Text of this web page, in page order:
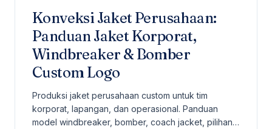
Konveksi Jaket Perusahaan:
Panduan Jaket Korporat,
Windbreaker & Bomber
Custom Logo
Produksi jaket perusahaan custom untuk tim
korporat, lapangan, dan operasional. Panduan
model windbreaker, bomber, coach jacket, pilihan